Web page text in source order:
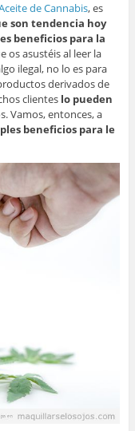
de Cannabis, es
son tendencia hoy
beneficios para la
os asustéis al leer la
ilegal, no lo es para
derivados de
clientes lo pueden
s. Vamos, entonces, a
beneficios para le